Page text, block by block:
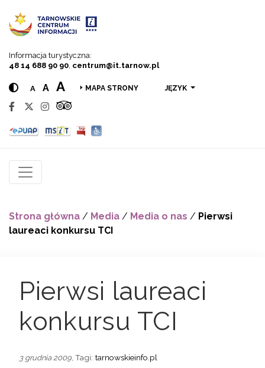
Informacja turystyczna:
48 14 688 90 90 centrum@it.tarnow.pl
A A A MAPA STRONY JĘZYK
Strona główna / Media / Media o nas / Pierwsi
laureaci konkursu TCI
Pierwsi laureaci
konkursu TCI
3 grudnia 2009 , Tagi: tarnowskieinfo.pl